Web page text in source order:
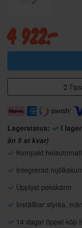
4 922:-
Lagerstatus: I
än 5 st kvar)
Kompakt
Integrerad
Upplyst pekskärm
Inställbar styrka,
14 dagar öppet köp